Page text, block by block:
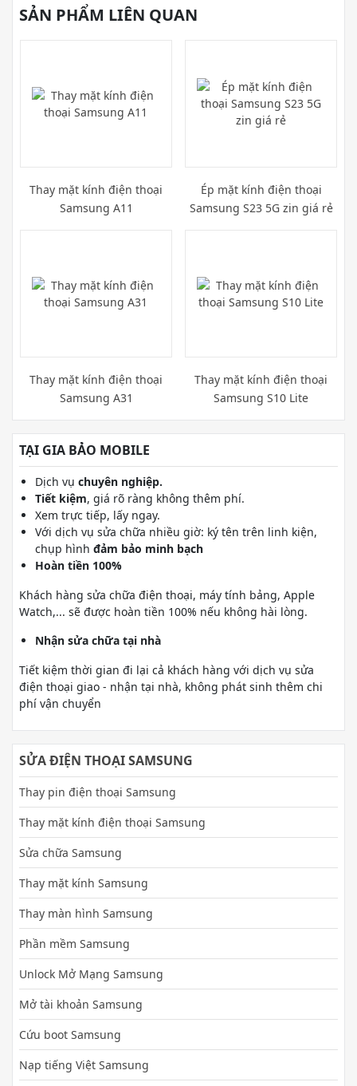
SẢN PHẨM LIÊN QUAN
Thay mặt kính điện thoại
Samsung A11
Ép mặt kính điện thoại
Samsung S23 5G zin giá rẻ
Thay mặt kính điện thoại
Samsung A31
Thay mặt kính điện thoại
Samsung S10 Lite
TẠI GIA BẢO MOBILE
Dịch vụ chuyên nghiệp.
Tiết kiệm, giá rõ ràng không thêm phí.
Xem trực tiếp, lấy ngay.
Với dịch vụ sửa chữa nhiều giờ: ký tên trên linh kiện,
chụp hình đảm bảo minh bạch
Hoàn tiền 100%
Khách hàng sửa chữa điện thoại, máy tính bảng, Apple
Watch,... sẽ được hoàn tiền 100% nếu không hài lòng.
Nhận sửa chữa tại nhà
Tiết kiệm thời gian đi lại cả khách hàng với dịch vụ sửa
điện thoại giao - nhận tại nhà, không phát sinh thêm chi
phí vận chuyển
SỬA ĐIỆN THOẠI SAMSUNG
Thay pin điện thoại Samsung
Thay mặt kính điện thoại Samsung
Sửa chữa Samsung
Thay mặt kính Samsung
Thay màn hình Samsung
Phần mềm Samsung
Unlock Mở Mạng Samsung
Mở tài khoản Samsung
Cứu boot Samsung
Nạp tiếng Việt Samsung